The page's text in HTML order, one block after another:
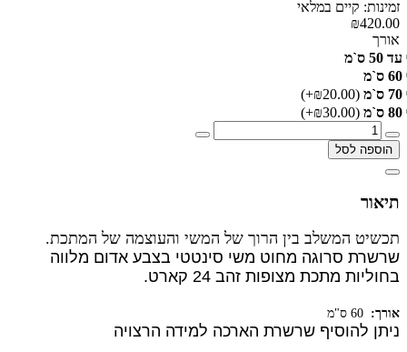
זמינות: קיים במלאי
₪420.00
אורך
עד 50 ס`מ
60 ס`מ
70 ס`מ
(₪20.00+)
80 ס`מ
(₪30.00+)
הוספה לסל
תיאור
תכשיט המשלב בין הרוך של המשי והעוצמה של המתכת.
שרשרת סרוגה מחוט משי סינטטי בצבע אדום מלווה
בחוליות מתכת מצופות זהב 24 קארט.
אורך: 60 ס"מ
ניתן להוסיף שרשרת הארכה למידה הרצויה